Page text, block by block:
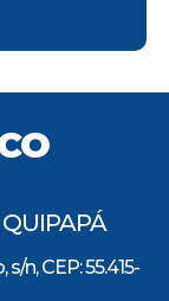
n, CEP: 55.415-